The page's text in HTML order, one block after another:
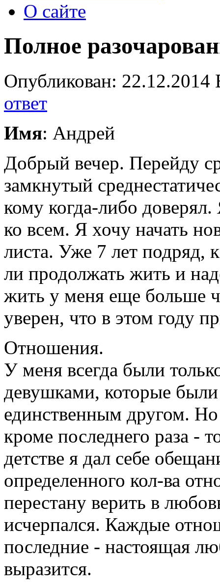
О сайте
Полное
Опубликован:
ответ
Имя: Андрей
Добрый вечер. Перейду
замкнутый
кому когда-либо
ко всем. Я хочу начать
листа. Уже 7 лет подряд,
ли продолжать жить и
жить у меня еще больше
уверен, что в этом году
Отношения.
У меня всегда были
девушками, которые
единственным другом.
кроме последнего раза -
детстве я дал себе
определенного кол-ва
перестану верить в
исчерпался. Каждые
последние - настоящая
выразится.